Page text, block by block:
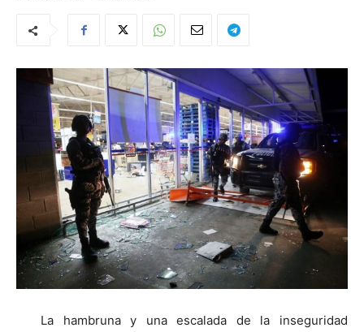
La hambruna y una escalada de la inseguridad